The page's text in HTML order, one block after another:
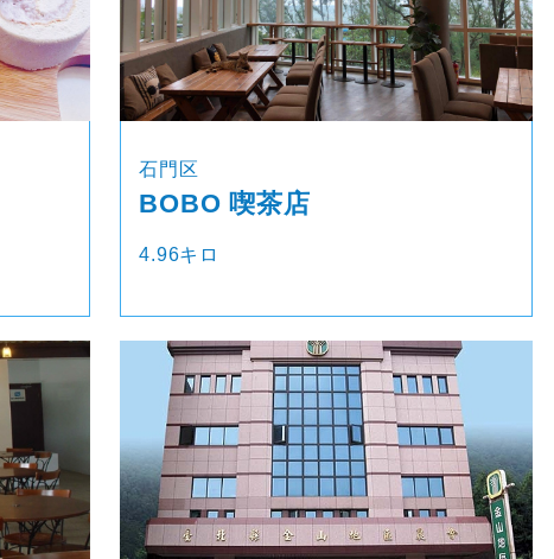
石門区
BOBO 喫茶店
4.96キロ